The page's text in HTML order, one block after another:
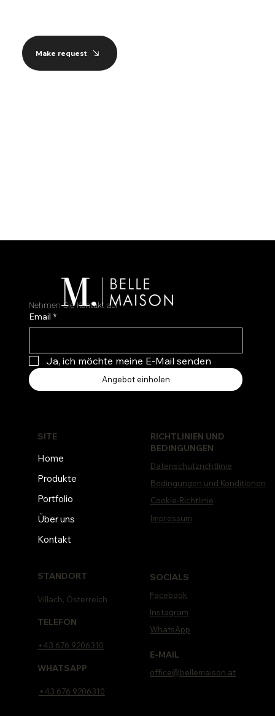
Make request
Home
Produkte
Portfolio
Über uns
Kontakt
SITE
RICHTLINIEN UND
BEDINGUNGEN
Datenschutzrichtlinie
Bedingungen und Konditionen
Impressum
Cookie-Richtlinie
SOCIALS
Facebook
Instagram
WhatsApp
office@bellemaison.at
E-MAIL
STANDORT
Villach, Österreich
TELEFON
+43 676 9206310
WHATSAPP
+43 676 9206310
Nehmen Sie Kontakt auf
Email *
Ja, ich möchte meine E-Mail senden
Angebot einholen